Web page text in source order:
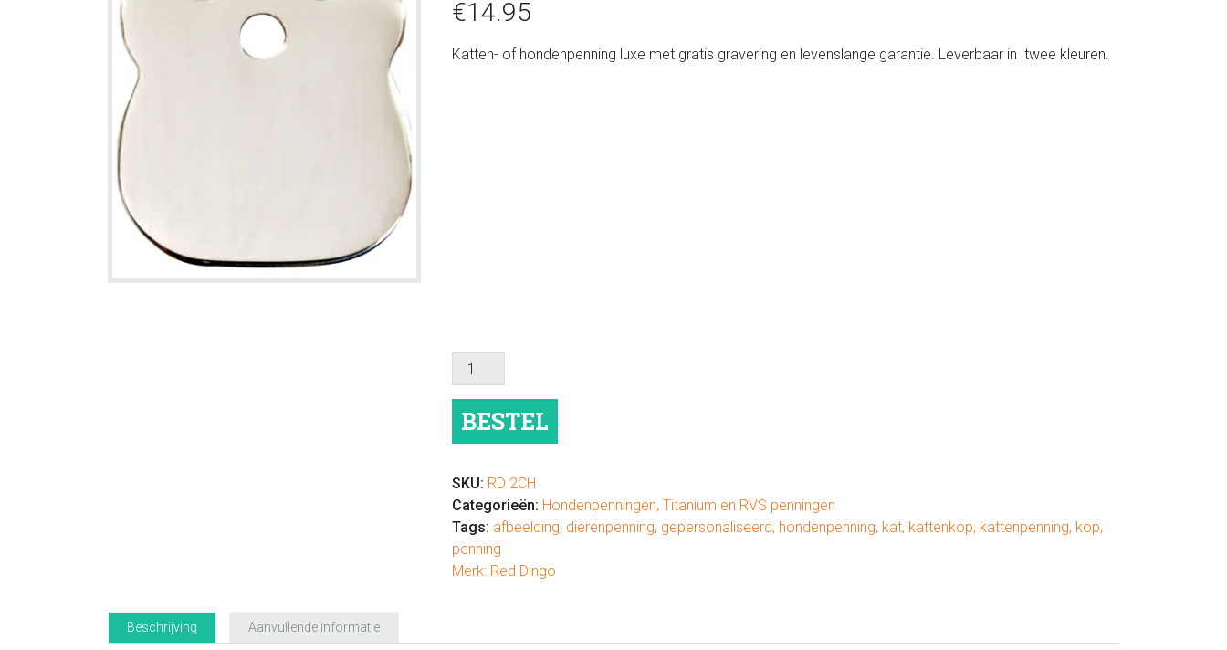
€14.95
Katten- of hondenpenning luxe met gratis gravering en levenslange garantie. Leverbaar in twee kleuren.
Hondenpenning
luxe
RVS
of
aantal
BESTEL
SKU: RD 2CH
Categorieën: Hondenpenningen, Titanium en RVS penningen
Tags: afbeelding, dierenpenning, gepersonaliseerd, hondenpenning, kat, kattenkop, kattenpenning, kop,
penning
Merk: Red Dingo
Beschrijving Aanvullende informatie